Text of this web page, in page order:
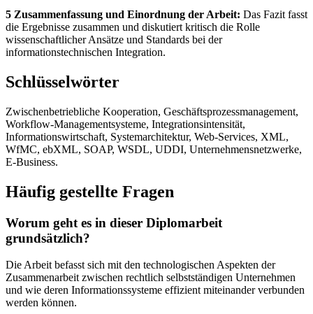
5 Zusammenfassung und Einordnung der Arbeit: Das Fazit fasst
die Ergebnisse zusammen und diskutiert kritisch die Rolle
wissenschaftlicher Ansätze und Standards bei der
informationstechnischen Integration.
Schlüsselwörter
Zwischenbetriebliche Kooperation, Geschäftsprozessmanagement,
Workflow-Managementsysteme, Integrationsintensität,
Informationswirtschaft, Systemarchitektur, Web-Services, XML,
WfMC, ebXML, SOAP, WSDL, UDDI, Unternehmensnetzwerke,
E-Business.
Häufig gestellte Fragen
Worum geht es in dieser Diplomarbeit
grundsätzlich?
Die Arbeit befasst sich mit den technologischen Aspekten der
Zusammenarbeit zwischen rechtlich selbstständigen Unternehmen
und wie deren Informationssysteme effizient miteinander verbunden
werden können.